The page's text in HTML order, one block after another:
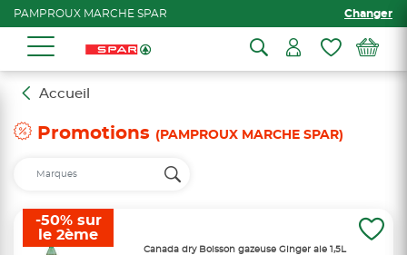
PAMPROUX MARCHE SPAR Changer
Accueil
Promotions (PAMPROUX MARCHE SPAR)
Canada dry Boisson gazeuse Ginger ale 1,5L
-50% sur
le 2ème